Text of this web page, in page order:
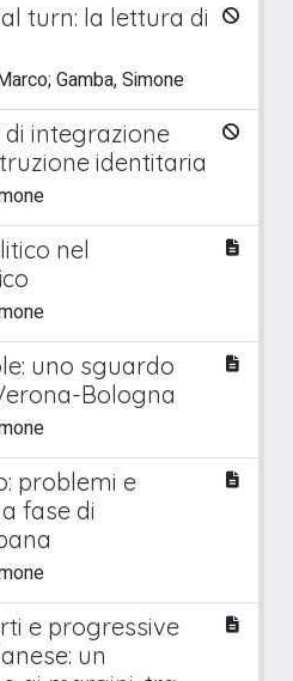
turn: la lettura di
Gamba, Simone
integrazione
identitaria
nel
uno sguardo
Bologna
problemi e
fase di
e progressive
un